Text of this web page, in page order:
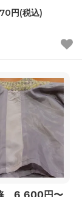
円(税込)
6,600円〜